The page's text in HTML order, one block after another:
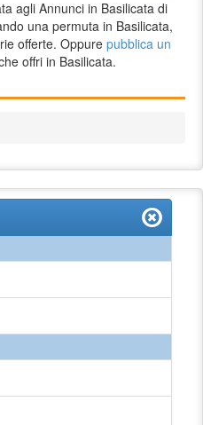
agli Annunci in Basilicata di
una permuta in Basilicata,
offerte. Oppure pubblica un
offri in Basilicata.